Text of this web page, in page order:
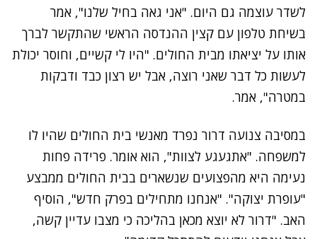
לשדר עוצמה גם היום. "אני גאה בחיל שלנו", אמר
בשיחת טלפון עם קצין ההנדסה הראשי שהתקשר לברך
אותו על יציאתו מבית החולים. "היו לי קשיים, וחוסר יכולת
לעשות כל דבר שאני רוצה, אבל יש רצון כבד ודבקות
במטרה", אמר.
במסיבה צנועה דרור נפרד מאנשי בית החולים שהיו לו
למשפחה. "אתגעגע לצוות", הוא אומר. פרידה פחות
נעימה היא מהפצועים שנשארים בבית החולים ממבצע
"עופרת יצוקה". "אנחנו מתחילים בפרק חדש", הוסיף
האב. "דרור לא יוצא מכאן בהליכה כי מצבו עדיין קשה,